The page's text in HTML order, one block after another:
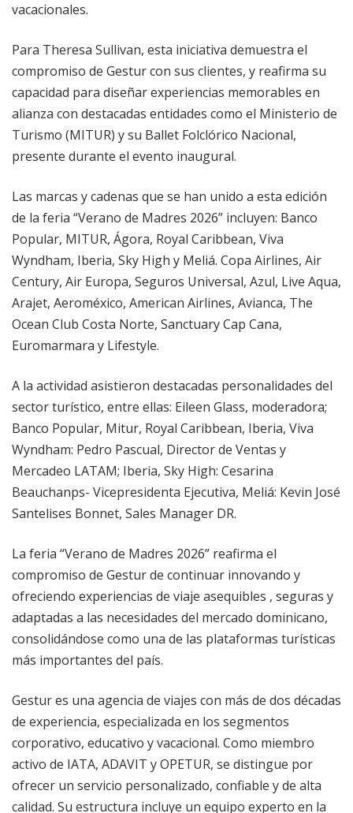
vacacionales.
Para Theresa Sullivan, esta iniciativa demuestra el
compromiso de Gestur con sus clientes, y reafirma su
capacidad para diseñar experiencias memorables en
alianza con destacadas entidades como el Ministerio de
Turismo (MITUR) y su Ballet Folclórico Nacional,
presente durante el evento inaugural.
Las marcas y cadenas que se han unido a esta edición
de la feria “Verano de Madres 2026” incluyen: Banco
Popular, MITUR, Ágora, Royal Caribbean, Viva
Wyndham, Iberia, Sky High y Meliá. Copa Airlines, Air
Century, Air Europa, Seguros Universal, Azul, Live Aqua,
Arajet, Aeroméxico, American Airlines, Avianca, The
Ocean Club Costa Norte, Sanctuary Cap Cana,
Euromarmara y Lifestyle.
A la actividad asistieron destacadas personalidades del
sector turístico, entre ellas: Eileen Glass, moderadora;
Banco Popular, Mitur, Royal Caribbean, Iberia, Viva
Wyndham: Pedro Pascual, Director de Ventas y
Mercadeo LATAM; Iberia, Sky High: Cesarina
Beauchanps- Vicepresidenta Ejecutiva, Meliá: Kevin José
Santelises Bonnet, Sales Manager DR.
La feria “Verano de Madres 2026” reafirma el
compromiso de Gestur de continuar innovando y
ofreciendo experiencias de viaje asequibles , seguras y
adaptadas a las necesidades del mercado dominicano,
consolidándose como una de las plataformas turísticas
más importantes del país.
Gestur es una agencia de viajes con más de dos décadas
de experiencia, especializada en los segmentos
corporativo, educativo y vacacional. Como miembro
activo de IATA, ADAVIT y OPETUR, se distingue por
ofrecer un servicio personalizado, confiable y de alta
calidad. Su estructura incluye un equipo experto en la